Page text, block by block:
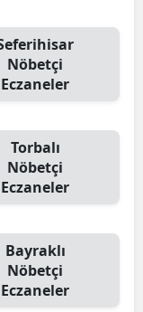
Nöbetçi
Eczaneler
Torbalı
Nöbetçi
Eczaneler
Bayraklı
Nöbetçi
Eczaneler